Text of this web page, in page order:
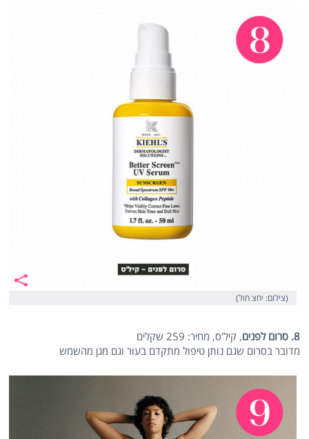
(צילום: יחצ חול)
8. סרום לפנים
, קיל'ס, מחיר: 259 שקלים
מדובר בסרום שגם נותן טיפול מתקדם בעור וגם מגן מהשמש